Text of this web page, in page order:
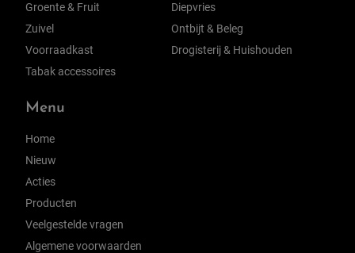
Groente & Fruit
Zuivel
Voorraadkast
Tabak accessoires
Diepvries
Ontbijt & Beleg
Drogisterij & Huishouden
Menu
Home
Nieuw
Acties
Producten
Veelgestelde vragen
Algemene voorwaarden